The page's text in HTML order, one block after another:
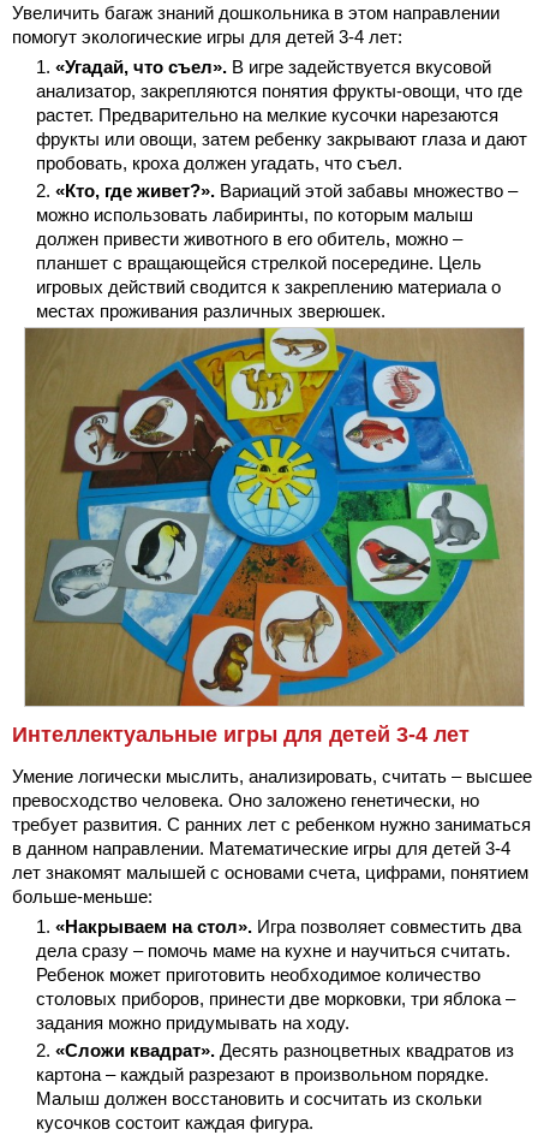
Увеличить багаж знаний дошкольника в этом направлении
помогут экологические игры для детей 3-4 лет:
«Угадай, что съел». В игре задействуется вкусовой
анализатор, закрепляются понятия фрукты-овощи, что где
растет. Предварительно на мелкие кусочки нарезаются
фрукты или овощи, затем ребенку закрывают глаза и дают
пробовать, кроха должен угадать, что съел.
«Кто, где живет?». Вариаций этой забавы множество –
можно использовать лабиринты, по которым малыш
должен привести животного в его обитель, можно –
планшет с вращающейся стрелкой посередине. Цель
игровых действий сводится к закреплению материала о
местах проживания различных зверюшек.
Интеллектуальные игры для детей 3-4 лет
Умение логически мыслить, анализировать, считать – высшее
превосходство человека. Оно заложено генетически, но
требует развития. С ранних лет с ребенком нужно заниматься
в данном направлении. Математические игры для детей 3-4
лет знакомят малышей с основами счета, цифрами, понятием
больше-меньше:
«Накрываем на стол». Игра позволяет совместить два
дела сразу – помочь маме на кухне и научиться считать.
Ребенок может приготовить необходимое количество
столовых приборов, принести две морковки, три яблока –
задания можно придумывать на ходу.
«Сложи квадрат». Десять разноцветных квадратов из
картона – каждый разрезают в произвольном порядке.
Малыш должен восстановить и сосчитать из скольки
кусочков состоит каждая фигура.